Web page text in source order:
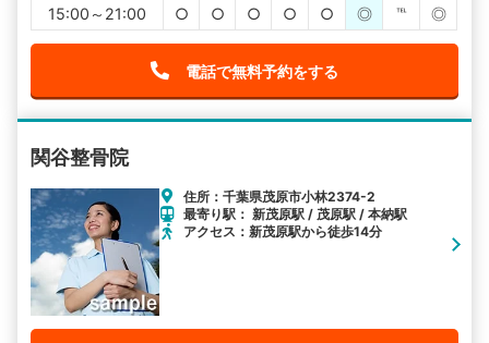
15:00～21:00
○ ○ ○ ○ ○ ◎ ℡ ◎
電話で無料予約をする
関谷整骨院
住所：千葉県茂原市小林2374-2
最寄り駅： 新茂原駅 / 茂原駅 / 本納駅
アクセス：新茂原駅から徒歩14分